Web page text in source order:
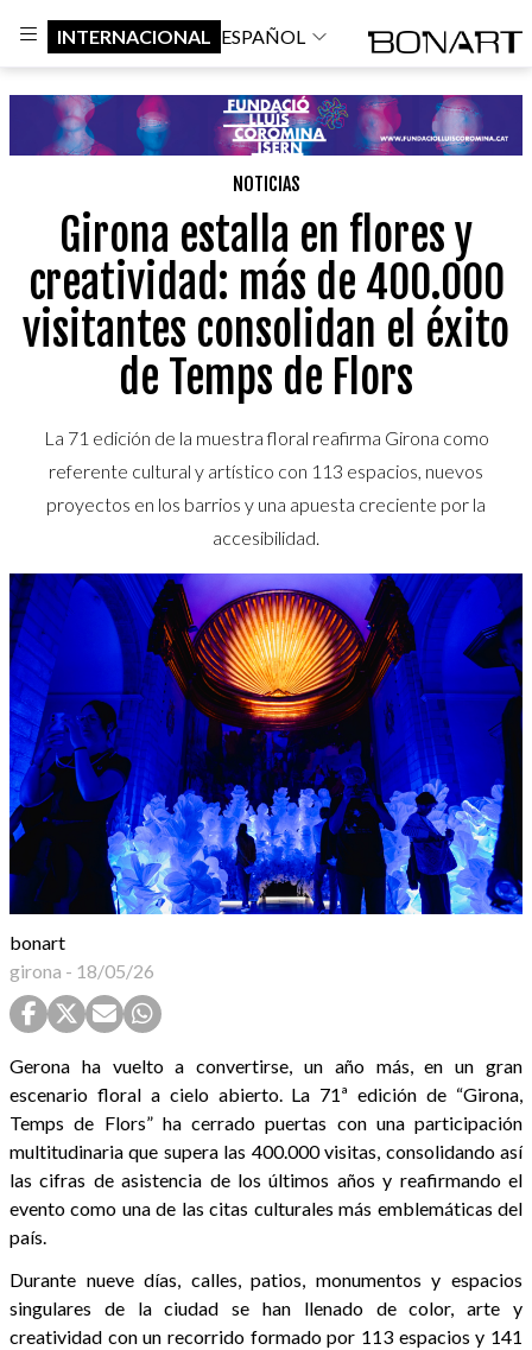
INTERNACIONAL ESPAÑOL
NOTICIAS
Girona estalla en flores y
creatividad: más de 400.000
visitantes consolidan el éxito
de Temps de Flors
La 71 edición de la muestra floral reafirma Girona como
referente cultural y artístico con 113 espacios, nuevos
proyectos en los barrios y una apuesta creciente por la
accesibilidad.
bonart
girona - 18/05/26
Gerona ha vuelto a convertirse, un año más, en un gran
escenario floral a cielo abierto. La 71ª edición de “Girona,
Temps de Flors” ha cerrado puertas con una participación
multitudinaria que supera las 400.000 visitas, consolidando así
las cifras de asistencia de los últimos años y reafirmando el
evento como una de las citas culturales más emblemáticas del
país.
Durante nueve días, calles, patios, monumentos y espacios
singulares de la ciudad se han llenado de color, arte y
creatividad con un recorrido formado por 113 espacios y 141